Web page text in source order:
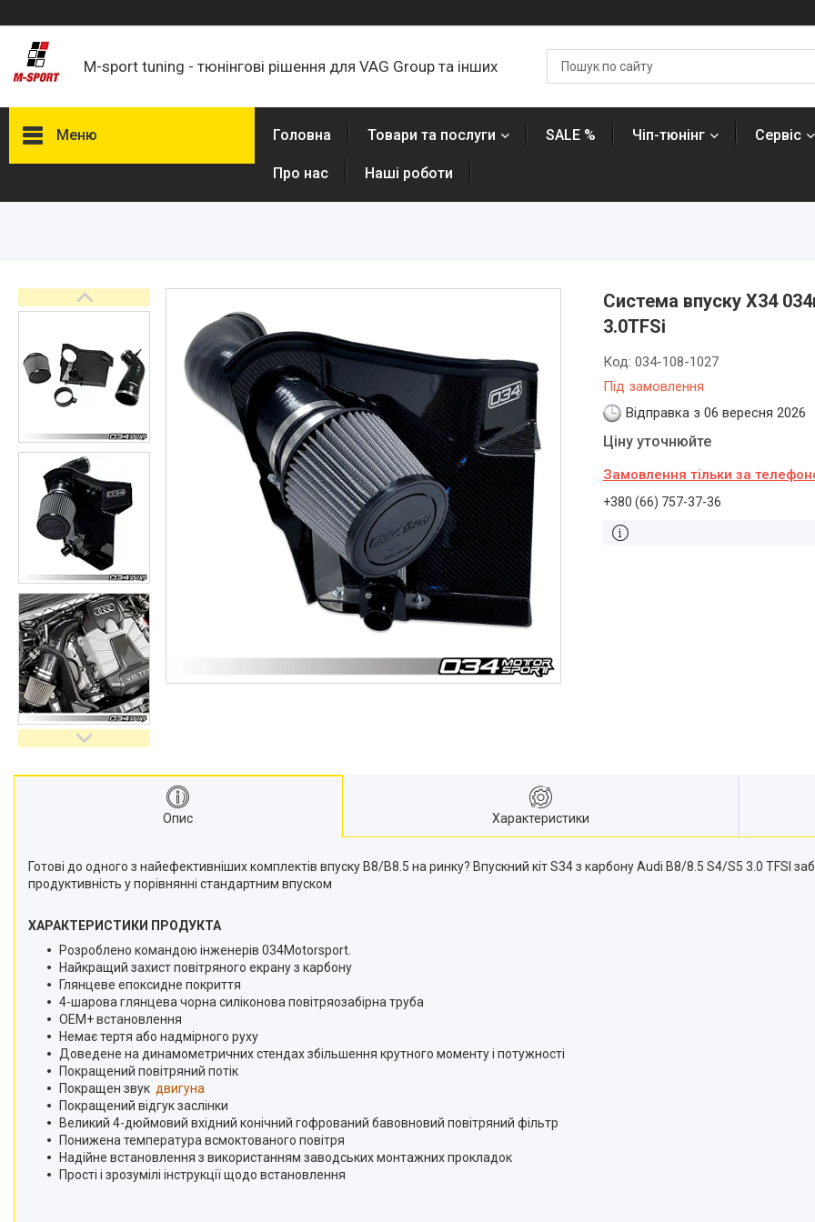
M-sport tuning - тюнінгові рішення для VAG Group та інших
Меню Головна Товари та послуги SALE % Чіп-тюнінг Сервіс
Про нас Наші роботи
Система впуску X34
3.0TFSi
Під замовлення
Код: 034-108-1027
Відправка з 06 вересня 2026
Ціну уточнюйте
Замовлення тільки за
+380 (66) 757-37-36
Опис Характеристики
Готові до одного з найефективніших комплектів впуску B8/B8.5 на ринку? Впускний кіт S34 з карбону Audi B8/8.5 S4/S5 3.0 TFSI
продуктивність у порівнянні стандартним впуском
ХАРАКТЕРИСТИКИ ПРОДУКТА
Розроблено командою інженерів 034Motorsport.
Найкращий захист повітряного екрану з карбону
Глянцеве епоксидне покриття
4-шарова глянцева чорна силіконова повітряозабірна труба
OEM+ встановлення
Немає тертя або надмірного руху
Доведене на динамометричних стендах збільшення крутного моменту і потужності
Покращений повітряний потік
Покращен звук двигуна
Покращений відгук заслінки
Великий 4-дюймовий вхідний конічний гофрований бавовновий повітряний фільтр
Понижена температура всмоктованого повітря
Надійне встановлення з використанням заводських монтажних прокладок
Прості і зрозумілі інструкції щодо встановлення